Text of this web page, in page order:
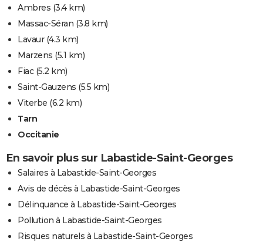
Ambres (3.4 km)
Massac-Séran (3.8 km)
Lavaur(4.3 km)
Marzens (5.1 km)
Fiac(5.2 km)
Saint-Gauzens (5.5 km)
Viterbe (6.2 km)
Tarn
Occitanie
En savoir plus sur Labastide-Saint-Georges
Salaires à Labastide-Saint-Georges
Avis de décès à Labastide-Saint-Georges
Délinquance à Labastide-Saint-Georges
Pollution à Labastide-Saint-Georges
Risques naturels à Labastide-Saint-Georges